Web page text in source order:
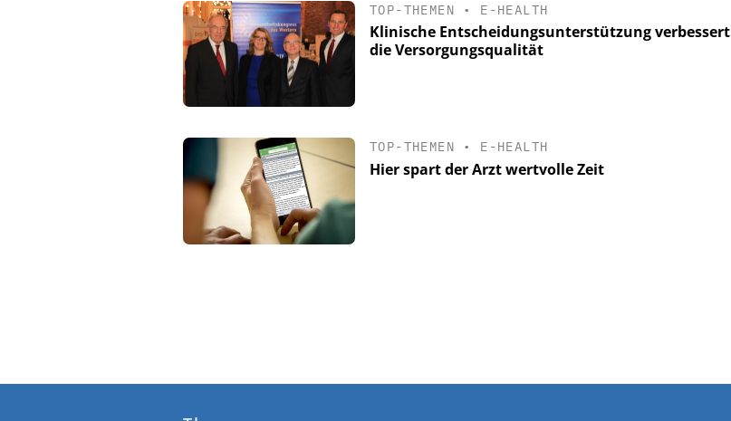
TOP-THEMEN • E-HEALTH
Klinische Entscheidungsunterstützung verbessert
die Versorgungsqualität
TOP-THEMEN • E-HEALTH
Hier spart der Arzt wertvolle Zeit